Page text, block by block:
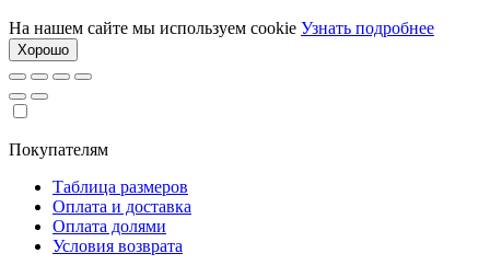
На нашем сайте мы используем cookie Узнать подробнее
Хорошо
Покупателям
Таблица размеров
Оплата и доставка
Оплата долями
Условия возврата